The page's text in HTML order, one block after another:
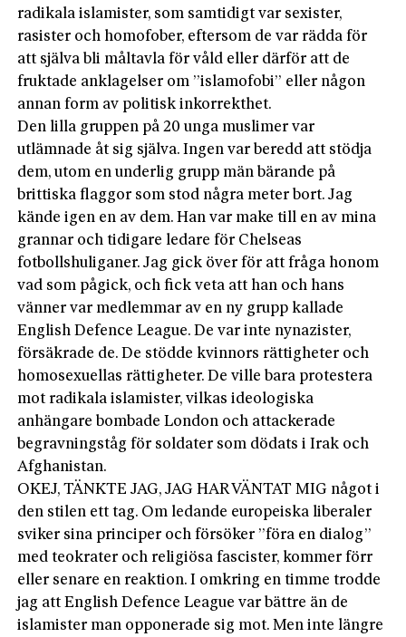
radikala islamister, som samtidigt var sexister,
rasister och homofober, eftersom de var rädda för
att själva bli måltavla för våld eller därför att de
fruktade anklagelser om ”islamofobi” eller någon
annan form av politisk inkorrekthet.
Den lilla gruppen på 20 unga muslimer var
utlämnade åt sig själva. Ingen var beredd att stödja
dem, utom en underlig grupp män bärande på
brittiska flaggor som stod några meter bort. Jag
kände igen en av dem. Han var make till en av mina
grannar och tidigare ledare för Chelseas
fotbollshuliganer. Jag gick över för att fråga honom
vad som pågick, och fick veta att han och hans
vänner var medlemmar av en ny grupp kallade
English Defence League. De var inte nynazister,
försäkrade de. De stödde kvinnors rättigheter och
homosexuellas rättigheter. De ville bara protestera
mot radikala islamister, vilkas ideologiska
anhängare bombade London och attackerade
begravningståg för soldater som dödats i Irak och
Afghanistan.
OKEJ, TÄNKTE JAG, JAG HAR VÄNTAT MIG något i
den stilen ett tag. Om ledande europeiska liberaler
sviker sina principer och försöker ”föra en dialog”
med teokrater och religiösa fascister, kommer förr
eller senare en reaktion. I omkring en timme trodde
jag att English Defence League var bättre än de
islamister man opponerade sig mot. Men inte längre